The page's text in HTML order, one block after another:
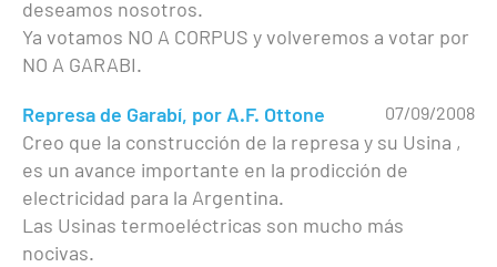
deseamos nosotros.
Ya votamos NO A CORPUS y volveremos a votar por
NO A GARABI.
07/09/2008
Represa de Garabí, por A.F. Ottone
Creo que la construcción de la represa y su Usina ,
es un avance importante en la prodicción de
electricidad para la Argentina.
Las Usinas termoeléctricas son mucho más
nocivas.